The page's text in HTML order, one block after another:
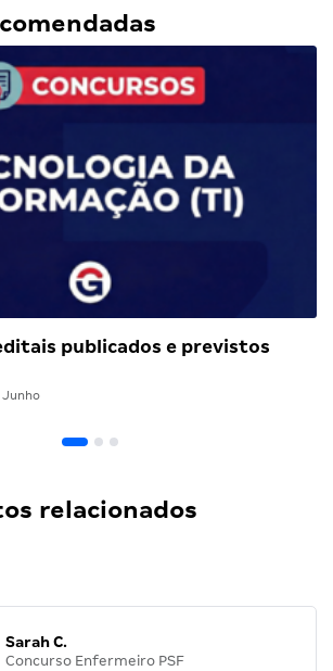
publicados e previstos
Junho
relacionados
Sarah C.
Concurso Enfermeiro PSF